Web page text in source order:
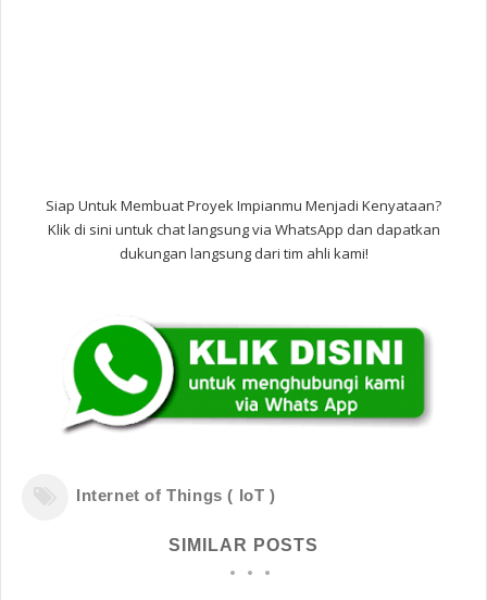
Siap Untuk Membuat Proyek Impianmu Menjadi Kenyataan?
Klik di sini untuk chat langsung via WhatsApp dan dapatkan
dukungan langsung dari tim ahli kami!
Internet of Things ( IoT )
SIMILAR POSTS